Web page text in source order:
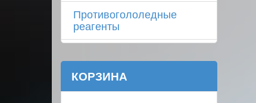
Противогололедные
реагенты
КОРЗИНА